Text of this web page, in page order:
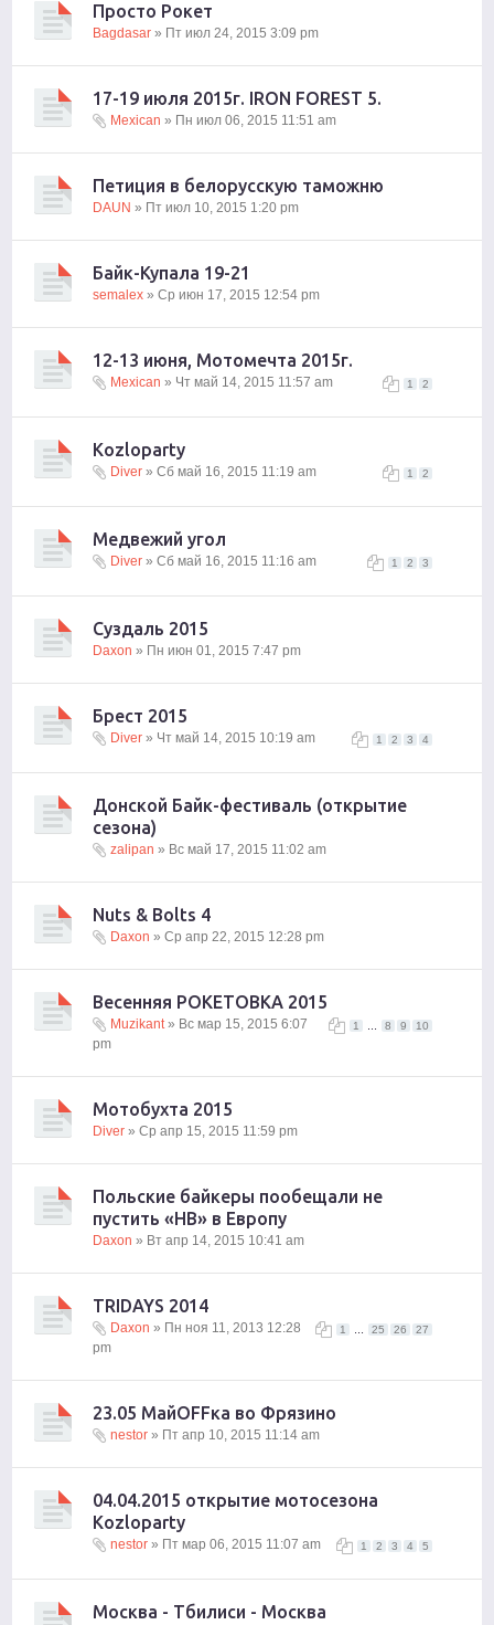
Просто Рокет
Bagdasar » Пт июл 24, 2015 3:09 pm
17-19 июля 2015г. IRON FOREST 5.
Mexican » Пн июл 06, 2015 11:51 am
Петиция в белорусскую таможню
DAUN » Пт июл 10, 2015 1:20 pm
Байк-Купала 19-21
semalex » Ср июн 17, 2015 12:54 pm
12-13 июня, Мотомечта 2015г.
1 2
Mexican » Чт май 14, 2015 11:57 am
Kozloparty
1 2
Diver » Сб май 16, 2015 11:19 am
Медвежий угол
1 2 3
Diver » Сб май 16, 2015 11:16 am
Суздаль 2015
Daxon » Пн июн 01, 2015 7:47 pm
Брест 2015
1 2 3 4
Diver » Чт май 14, 2015 10:19 am
Донской Байк-фестиваль (открытие
сезона)
zalipan » Вс май 17, 2015 11:02 am
Nuts & Bolts 4
Daxon » Ср апр 22, 2015 12:28 pm
Весенняя РОКЕТОВКА 2015
1 8 9 10
Muzikant» Вс мар 15, 2015 6:07
pm
Мотобухта 2015
Diver » Ср апр 15, 2015 11:59 pm
Польские байкеры пообещали не
пустить «НВ» в Европу
Daxon » Вт апр 14, 2015 10:41 am
TRIDAYS 2014
1 25 26 27
Daxon » Пн ноя 11, 2013 12:28
pm
23.05 МайOFFка во Фрязино
nestor » Пт апр 10, 2015 11:14 am
04.04.2015 открытие мотосезона
Kozloparty
1 2 3 4 5
nestor » Пт мар 06, 2015 11:07 am
Москва - Тбилиси - Москва